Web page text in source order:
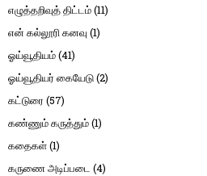
எழுத்தறிவுத் திட்டம்(11)
என் கல்லூரி கனவு (1)
ஓய்வூதியம்(41)
ஓய்வூதியர் கையேடு(2)
கட்டுரை (57)
கண்ணும் கருத்தும்(1)
கதைகள்(1)
கருணை அடிப்படை (4)